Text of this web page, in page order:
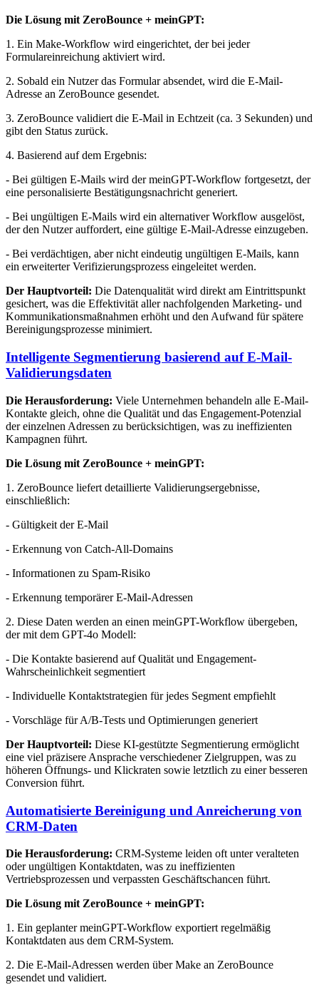
Die Lösung mit ZeroBounce + meinGPT:
1. Ein Make-Workflow wird eingerichtet, der bei jeder
Formulareinreichung aktiviert wird.
2. Sobald ein Nutzer das Formular absendet, wird die E-Mail-
Adresse an ZeroBounce gesendet.
3. ZeroBounce validiert die E-Mail in Echtzeit (ca. 3 Sekunden) und
gibt den Status zurück.
4. Basierend auf dem Ergebnis:
- Bei gültigen E-Mails wird der meinGPT-Workflow fortgesetzt, der
eine personalisierte Bestätigungsnachricht generiert.
- Bei ungültigen E-Mails wird ein alternativer Workflow ausgelöst,
der den Nutzer auffordert, eine gültige E-Mail-Adresse einzugeben.
- Bei verdächtigen, aber nicht eindeutig ungültigen E-Mails, kann
ein erweiterter Verifizierungsprozess eingeleitet werden.
Der Hauptvorteil: Die Datenqualität wird direkt am Eintrittspunkt
gesichert, was die Effektivität aller nachfolgenden Marketing- und
Kommunikationsmaßnahmen erhöht und den Aufwand für spätere
Bereinigungsprozesse minimiert.
Intelligente Segmentierung basierend auf E-Mail-
Validierungsdaten
Die Herausforderung: Viele Unternehmen behandeln alle E-Mail-
Kontakte gleich, ohne die Qualität und das Engagement-Potenzial
der einzelnen Adressen zu berücksichtigen, was zu ineffizienten
Kampagnen führt.
Die Lösung mit ZeroBounce + meinGPT:
1. ZeroBounce liefert detaillierte Validierungsergebnisse,
einschließlich:
- Gültigkeit der E-Mail
- Erkennung von Catch-All-Domains
- Informationen zu Spam-Risiko
- Erkennung temporärer E-Mail-Adressen
2. Diese Daten werden an einen meinGPT-Workflow übergeben,
der mit dem GPT-4o Modell:
- Die Kontakte basierend auf Qualität und Engagement-
Wahrscheinlichkeit segmentiert
- Individuelle Kontaktstrategien für jedes Segment empfiehlt
- Vorschläge für A/B-Tests und Optimierungen generiert
Der Hauptvorteil: Diese KI-gestützte Segmentierung ermöglicht
eine viel präzisere Ansprache verschiedener Zielgruppen, was zu
höheren Öffnungs- und Klickraten sowie letztlich zu einer besseren
Conversion führt.
Automatisierte Bereinigung und Anreicherung von
CRM-Daten
Die Herausforderung: CRM-Systeme leiden oft unter veralteten
oder ungültigen Kontaktdaten, was zu ineffizienten
Vertriebsprozessen und verpassten Geschäftschancen führt.
Die Lösung mit ZeroBounce + meinGPT:
1. Ein geplanter meinGPT-Workflow exportiert regelmäßig
Kontaktdaten aus dem CRM-System.
2. Die E-Mail-Adressen werden über Make an ZeroBounce
gesendet und validiert.